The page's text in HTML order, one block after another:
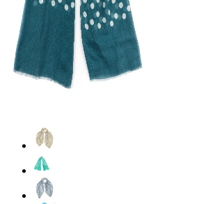
Цвет:Бирюзовый